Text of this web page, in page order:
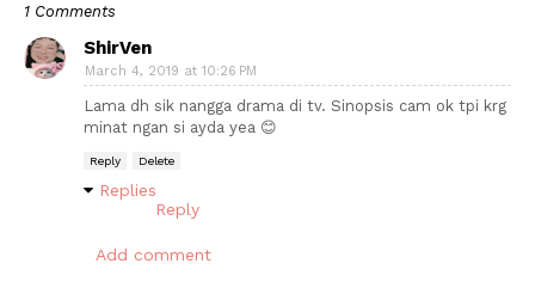
1 Comments
ShirVen
March 4, 2019 at 10:26 PM
Lama dh sik nangga drama di tv. Sinopsis cam ok tpi krg
minat ngan si ayda yea 😊
Reply Delete
Replies
Reply
Add comment